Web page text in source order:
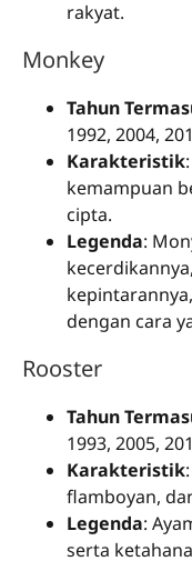
rakyat.
Monkey
Tahun
1992, 2004,
Karakteristik
kemampuan
cipta.
Legenda:
dengan cara
Rooster
Tahun
1993, 2005,
Karakteristik
flamboyan,
Legenda:
serta